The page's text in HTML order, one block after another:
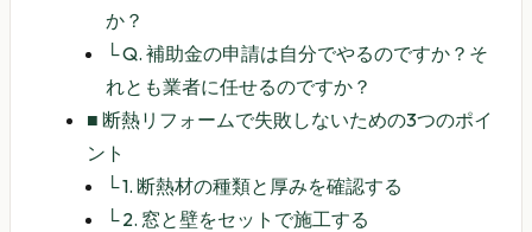
か？
└Q. 補助金の申請は自分でやるのですか？そ
れとも業者に任せるのですか？
■ 断熱リフォームで失敗しないための3つのポイ
ント
└1. 断熱材の種類と厚みを確認する
└2. 窓と壁をセットで施工する